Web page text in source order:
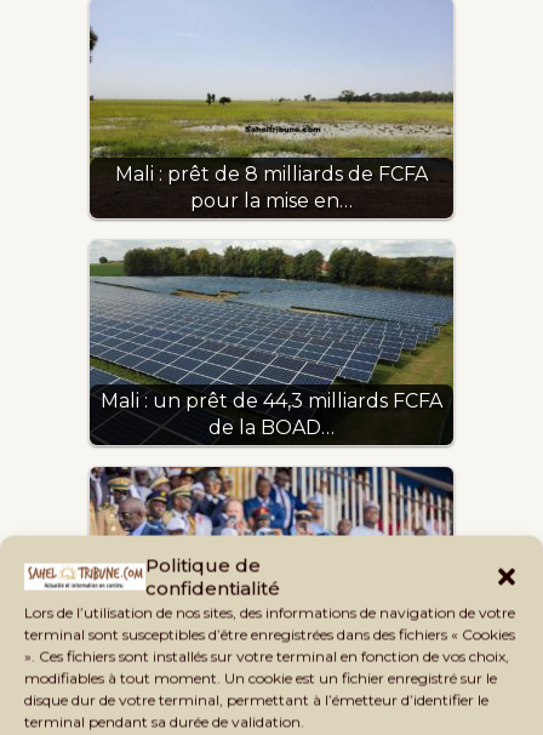
Politique de
confidentialité
Lors de l’utilisation de nos sites, des informations de navigation de votre
terminal sont susceptibles d’être enregistrées dans des fichiers « Cookies
». Ces fichiers sont installés sur votre terminal en fonction de vos choix,
modifiables à tout moment. Un cookie est un fichier enregistré sur le
disque dur de votre terminal, permettant à l’émetteur d’identifier le
terminal pendant sa durée de validation.
Mali : prêt de 8 milliards de FCFA
pour la mise en…
Mali : un prêt de 44,3 milliards FCFA
de la BOAD…
Transport et transit : le Mali accorde
dix hectares…